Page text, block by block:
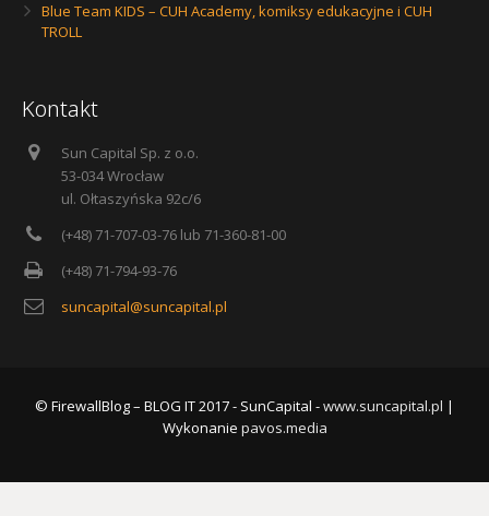
Blue Team KIDS – CUH Academy, komiksy edukacyjne i CUH
TROLL
Kontakt
Sun Capital Sp. z o.o.
53-034 Wrocław
ul. Ołtaszyńska 92c/6
(+48) 71-707-03-76 lub 71-360-81-00
(+48) 71-794-93-76
suncapital@suncapital.pl
© FirewallBlog – BLOG IT 2017 - SunCapital -www.suncapital.pl |
Wykonanie pavos.media